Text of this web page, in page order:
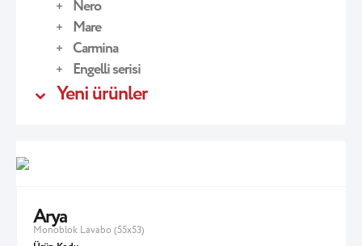
Nero
Mare
Carmina
Engelli serisi
Yeni ürünler
Arya
Monoblok Lavabo (55x53)